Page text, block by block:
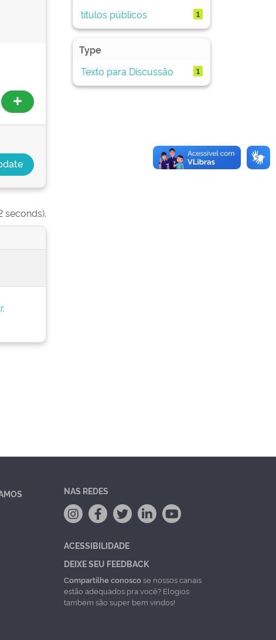
seconds).
títulos públicos 1
Type
Texto para Discussão
1
NAS REDES
ACESSIBILIDADE
DEIXE SEU FEEDBACK
Compartilhe conoscose nossos canais
estão adequados pra você? Elogios
também são super bem vindos!